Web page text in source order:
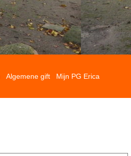
Algemene gift Mijn PG Erica